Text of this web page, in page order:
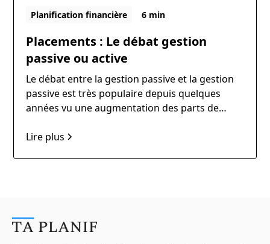
Planification financière 6 min
Placements : Le débat gestion
passive ou active
Le débat entre la gestion passive et la gestion
passive est très populaire depuis quelques
années vu une augmentation des parts de
Lire plus